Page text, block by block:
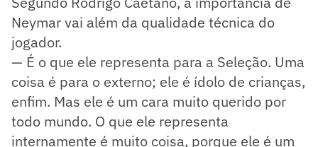
Neymar vai além da qualidade técnica do
jogador.
— É o que ele representa para a Seleção. Uma
coisa é para o externo; ele é ídolo de crianças,
enfim. Mas ele é um cara muito querido por
todo mundo. O que ele representa
internamente é muito coisa, porque ele é um